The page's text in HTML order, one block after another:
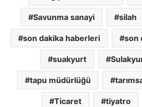
Savunma sanayi silah
son dakika haberleri son
suakyurt
tapu müdürlüğü
Ticaret tiyatro